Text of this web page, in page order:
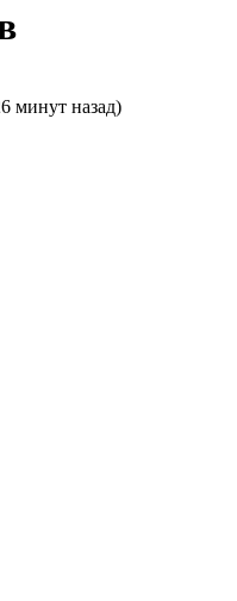
минут назад)